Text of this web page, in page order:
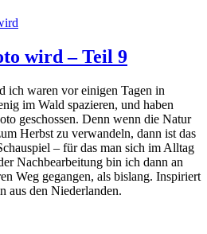
wird – Teil 9
ich waren vor einigen Tagen in
im Wald spazieren, und haben
geschossen. Denn wenn die Natur
Herbst zu verwandeln, dann ist das
– für das man sich im Alltag
Nachbearbeitung bin ich dann an
Weg gegangen, als bislang. Inspiriert
aus den Niederlanden.